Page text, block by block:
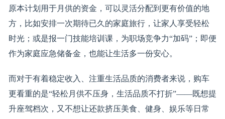
原本计划用于月供的资金，可以灵活分配到更有价值的地
方，比如安排一次期待已久的家庭旅行，让家人享受轻松
时光；或是报一门技能培训课，为职场竞争力“加码”；即便
作为家庭应急储备金，也能让生活多一份安心。
而对于有着稳定收入、注重生活品质的消费者来说，购车
更看重的是“轻松月供不压身，生活品质不打折”——既想提
升座驾档次，又不想让还款挤压美食、健身、娱乐等日常